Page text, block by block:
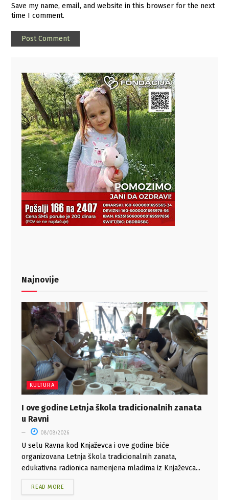
Save my name, email, and website in this browser for the next
time I comment.
Najnovije
KULTURA
I ove godine Letnja škola tradicionalnih zanata
u Ravni
08/08/2026
U selu Ravna kod Knjaževca i ove godine biće
organizovana Letnja škola tradicionalnih zanata,
edukativna radionica namenjena mladima iz Knjaževca...
READ MORE